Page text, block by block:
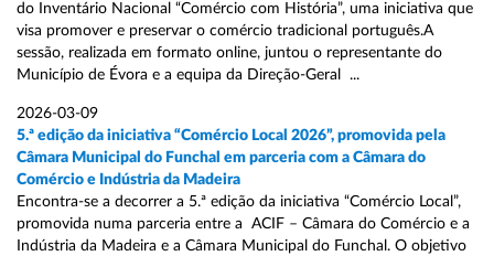
do Inventário Nacional “Comércio com História”, uma iniciativa que
visa promover e preservar o comércio tradicional português.A
sessão, realizada em formato online, juntou o representante do
Município de Évora e a equipa da Direção-Geral ...
2026-03-09
5.ª edição da iniciativa “Comércio Local 2026”, promovida pela
Câmara Municipal do Funchal em parceria com a Câmara do
Comércio e Indústria da Madeira
Encontra-se a decorrer a 5.ª edição da iniciativa “Comércio Local”,
promovida numa parceria entre a ACIF – Câmara do Comércio e a
Indústria da Madeira e a Câmara Municipal do Funchal. O objetivo